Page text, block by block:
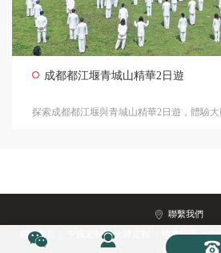
Copyright 2010-2026 第九旅行
成都都江堰青城山精華2日遊
探索成都都江堰與青城山精華2日遊，體驗
聯繫我們
網站首頁 中國定制 | 特惠跟團 | 中
西藏入藏函